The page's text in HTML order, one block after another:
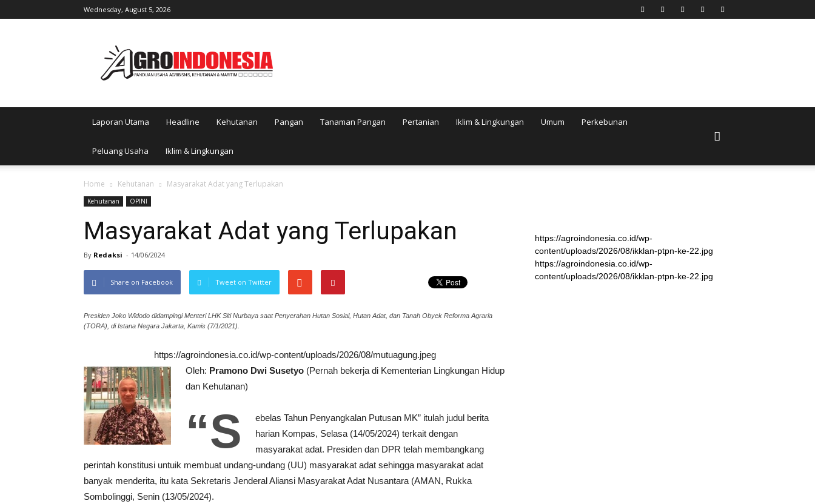
Wednesday, August 5, 2026
Laporan Utama Headline Kehutanan Pangan Tanaman Pangan Pertanian Iklim & Lingkungan Umum Perkebunan
Peluang Usaha Iklim & Lingkungan
Home Kehutanan Masyarakat Adat yang Terlupakan
Kehutanan OPINI
Masyarakat Adat yang Terlupakan
By Redaksi - 14/06/2024
Share on Facebook Tweet on Twitter
Presiden Joko Widodo didampingi Menteri LHK Siti Nurbaya saat Penyerahan Hutan Sosial, Hutan Adat, dan Tanah Obyek Reforma Agraria
(TORA), di Istana Negara Jakarta, Kamis (7/1/2021).
https://agroindonesia.co.id/wp-content/uploads/2026/08/mutuagung.jpeg
Oleh: Pramono Dwi Susetyo (Pernah bekerja di Kementerian Lingkungan Hidup
dan Kehutanan)
“S
ebelas Tahun Penyangkalan Putusan MK” itulah judul berita
harian Kompas, Selasa (14/05/2024) terkait dengan
masyarakat adat. Presiden dan DPR telah membangkang
perintah konstitusi untuik membuat undang-undang (UU) masyarakat adat sehingga masyarakat adat
banyak menderita, itu kata Sekretaris Jenderal Aliansi Masyarakat Adat Nusantara (AMAN, Rukka
Sombolinggi, Senin (13/05/2024).
https://agroindonesia.co.id/wp-
content/uploads/2026/08/ikklan-ptpn-ke-22.jpg
https://agroindonesia.co.id/wp-
content/uploads/2026/08/ikklan-ptpn-ke-22.jpg